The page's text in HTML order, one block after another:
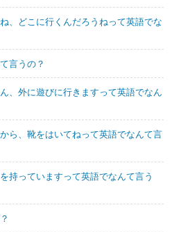
、どこに行くんだろうねって英語でな
言うの？
、外に遊びに行きますって英語でなん
ら、靴をはいてねって英語でなんて言
持っていますって英語でなんて言う